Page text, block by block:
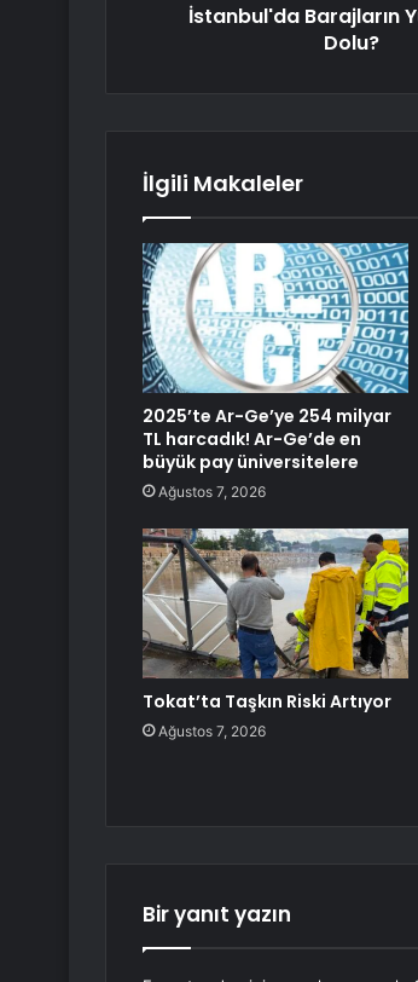
İstanbul'da Barajların
Dolu?
İlgili Makaleler
2025’te Ar-Ge’ye 254 milyar
TL harcadık! Ar-Ge’de en
büyük pay üniversitelere
Ağustos 7, 2026
Tokat’ta Taşkın Riski Artıyor
Ağustos 7, 2026
Bir yanıt yazın